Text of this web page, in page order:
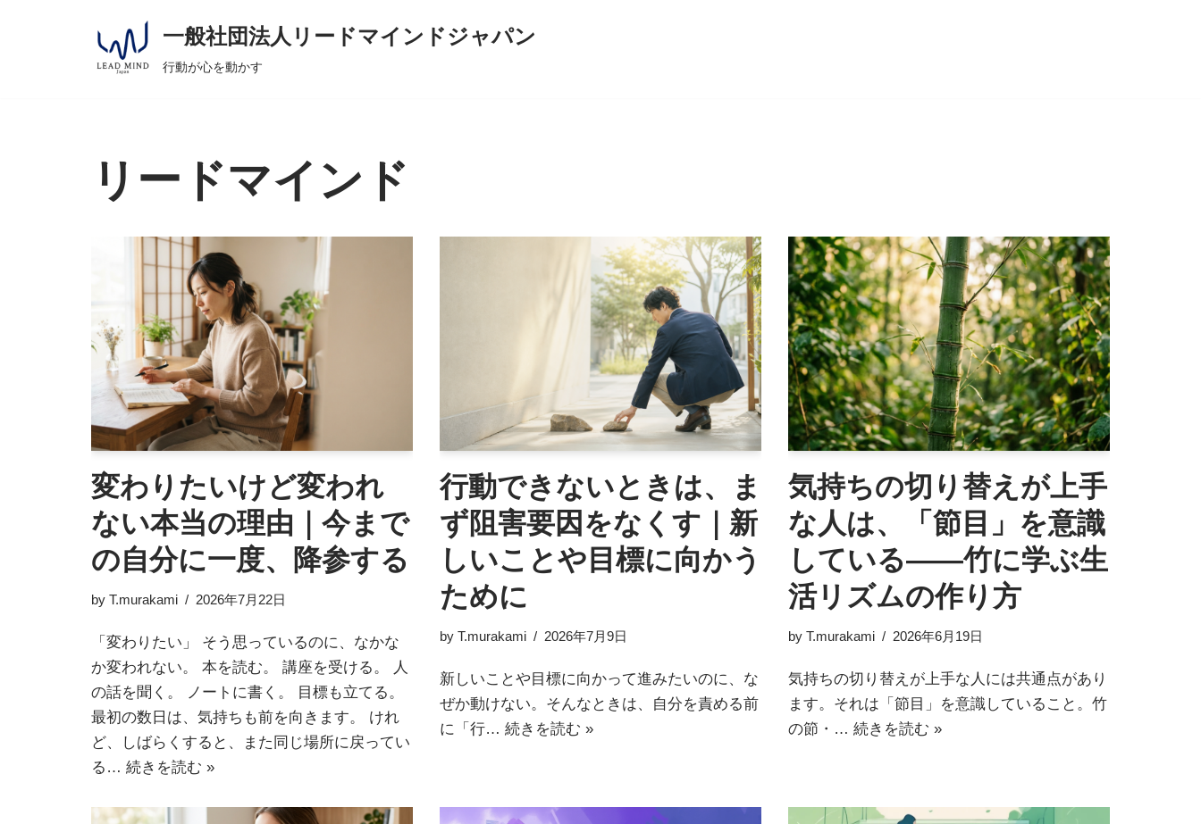
一般社団法人リードマインドジャパン
行動が心を動かす
リードマインド
変わりたいけど変われ
ない本当の理由｜今まで
の自分に一度、降参する
by T.murakami 2026年7月22日
「変わりたい」 そう思っているのに、なかな
か変われない。 本を読む。 講座を受ける。 人
の話を聞く。 ノートに書く。 目標も立てる。
最初の数日は、気持ちも前を向きます。 けれ
ど、しばらくすると、また同じ場所に戻ってい
る… 続きを読む »
行動できないときは、ま
ず阻害要因をなくす｜新
しいことや目標に向かう
ために
by T.murakami 2026年7月9日
新しいことや目標に向かって進みたいのに、な
ぜか動けない。そんなときは、自分を責める前
に「行… 続きを読む »
気持ちの切り替えが上手
な人は、「節目」を意識
している——竹に学ぶ生
活リズムの作り方
by T.murakami 2026年6月19日
気持ちの切り替えが上手な人には共通点があり
ます。それは「節目」を意識していること。竹
の節・… 続きを読む »